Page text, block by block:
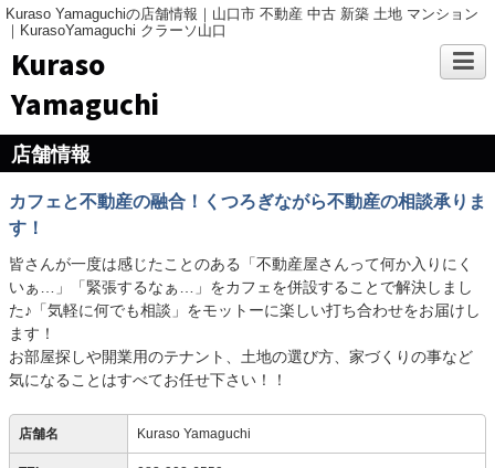
Kuraso Yamaguchiの店舗情報｜山口市 不動産 中古 新築 土地 マンション
｜KurasoYamaguchi クラーソ山口
Kuraso
Yamaguchi
店舗情報
カフェと不動産の融合！くつろぎながら不動産の相談承りま
す！
皆さんが一度は感じたことのある「不動産屋さんって何か入りにく
いぁ…」「緊張するなぁ…」をカフェを併設することで解決しまし
た♪「気軽に何でも相談」をモットーに楽しい打ち合わせをお届けし
ます！
お部屋探しや開業用のテナント、土地の選び方、家づくりの事など
気になることはすべてお任せ下さい！！
店舗名 Kuraso Yamaguchi